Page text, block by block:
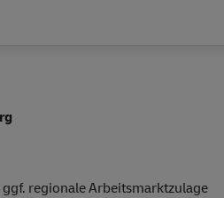
regionale Arbeitsmarktzulage